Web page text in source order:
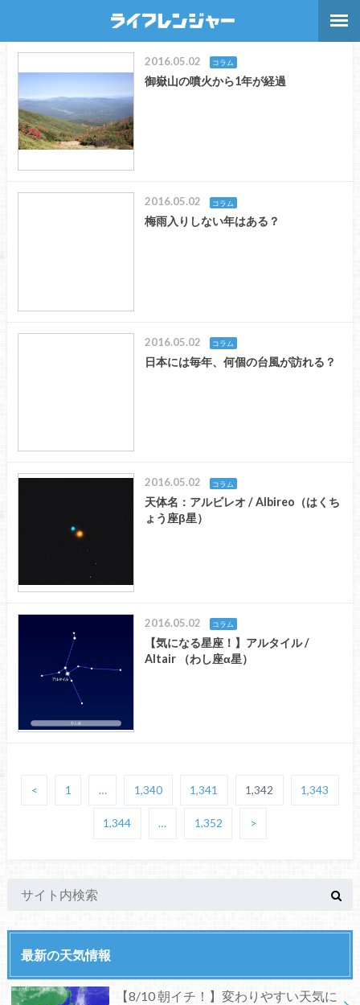
2016.05.02 コラム
御嶽山の噴火から1年が経過
2016.05.02 コラム
梅雨入りしない年はある？
2016.05.02 コラム
日本には毎年、何個の台風が訪れる？
2016.05.02 コラム
天体名：アルビレオ / Albireo（はくち
ょう座β星）
2016.05.02 コラム
【気になる星座！】アルタイル /
Altair （わし座α星）
< 1 … 1,340 1,341 1,342 1,343
1,344 … 1,352 >
最新の天気情報
【8/10 朝イチ！】変わりやすい天気に